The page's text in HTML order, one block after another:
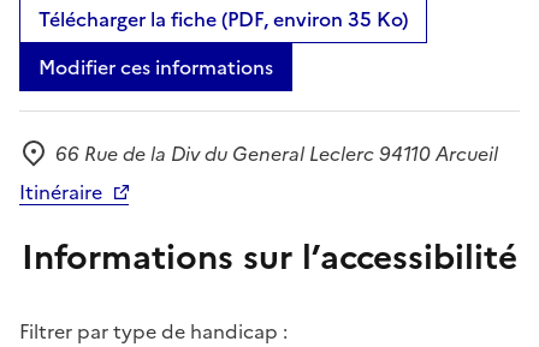
Télécharger la fiche (PDF, environ 35 Ko)
Modifier ces informations
Adresse
66 Rue de la Div du General Leclerc 94110 Arcueil
Itinéraire
Informations sur l’accessibilité
Filtrer par type de handicap :